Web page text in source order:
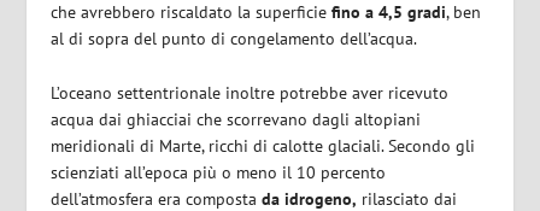
che avrebbero riscaldato la superficiefino a 4,5 gradi, ben
al di sopra del punto di congelamento dell’acqua.
L’oceano settentrionale inoltre potrebbe aver ricevuto
acqua dai ghiacciai che scorrevano dagli altopiani
meridionali di Marte, ricchi di calotte glaciali. Secondo gli
scienziati all’epoca più o meno il 10 percento
dell’atmosfera era compostada idrogeno, rilasciato dai